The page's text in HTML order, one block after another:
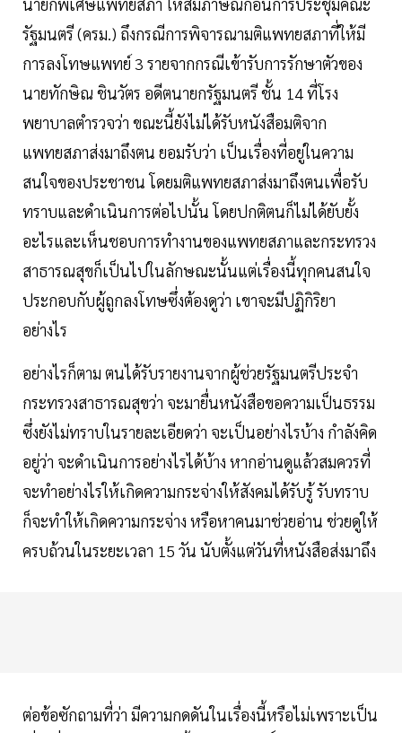
รัฐมนตรี (ครม.) ถึงกรณีการพิจารณามติแพทยสภาที่ให้มี
การลงโทษแพทย์ 3 รายจากกรณีเข้ารับการรักษาตัวของ
นายทักษิณ ชินวัตร อดีตนายกรัฐมนตรี ชั้น 14 ที่โรง
พยาบาลตำรวจว่า ขณะนี้ยังไม่ได้รับหนังสือมติจาก
แพทยสภาส่งมาถึงตน ยอมรับว่า เป็นเรื่องที่อยู่ในความ
สนใจของประชาชน โดยมติแพทยสภาส่งมาถึงตนเพื่อรับ
ทราบและดำเนินการต่อไปนั้น โดยปกติตนก็ไม่ได้ยับยั้ง
อะไรและเห็นชอบการทำงานของแพทยสภาและกระทรวง
สาธารณสุขก็เป็นไปในลักษณะนั้นแต่เรื่องนี้ทุกคนสนใจ
ประกอบกับผู้ถูกลงโทษซึ่งต้องดูว่า เขาจะมีปฏิกิริยา
อย่างไร
อย่างไรก็ตาม ตนได้รับรายงานจากผู้ช่วยรัฐมนตรีประจำ
กระทรวงสาธารณสุขว่า จะมายื่นหนังสือขอความเป็นธรรม
ซึ่งยังไม่ทราบในรายละเอียดว่า จะเป็นอย่างไรบ้าง กำลังคิด
อยู่ว่า จะดำเนินการอย่างไรได้บ้าง หากอ่านดูแล้วสมควรที่
จะทำอย่างไรให้เกิดความกระจ่างให้สังคมได้รับรู้ รับทราบ
ก็จะทำให้เกิดความกระจ่าง หรือหาคนมาช่วยอ่าน ช่วยดูให้
ครบถ้วนในระยะเวลา 15 วัน นับตั้งแต่วันที่หนังสือส่งมาถึง
ต่อข้อซักถามที่ว่า มีความกดดันในเรื่องนี้หรือไม่เพราะเป็น